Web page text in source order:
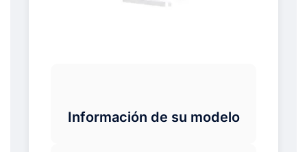
Información de su modelo